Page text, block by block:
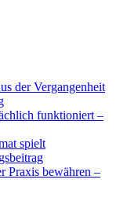
der Vergangenheit
funktioniert –
spielt
Praxis bewähren –